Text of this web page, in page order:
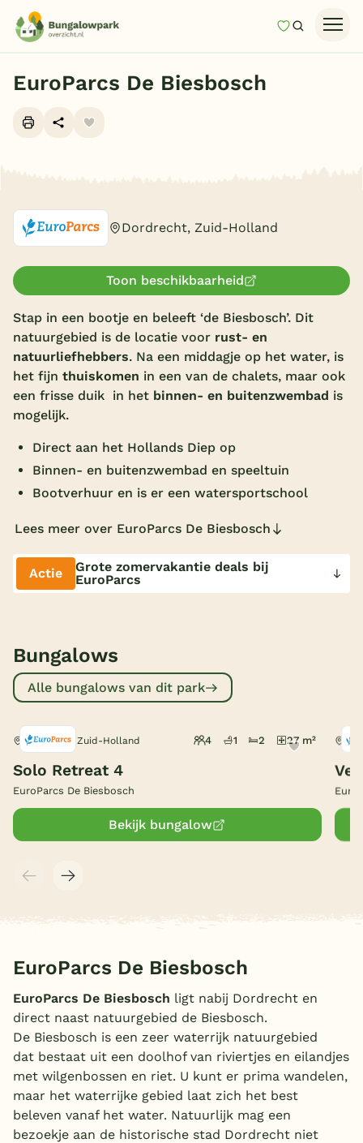
MijnZoeken
Last minutes
Onze vakantiegidsen
Vakantieparken
Subtropisch zwembad
Overdekt zwembad
Indoor speeltuin
Alle populaire faciliteiten
Bestemmingen
Limburg
Blog
Onze e-boeken
EuroParcs De Biesbosch
Dordrecht, Zuid-Holland
Toon beschikbaarheid
Stap in een bootje en beleeft ‘de Biesbosch’. Dit
natuurgebied is de locatie voor rust- en
natuurliefhebbers. Na een middagje op het water, is
het fijn thuiskomen in een van de chalets, maar ook
een frisse duik in het binnen- en buitenzwembad is
mogelijk.
Direct aan het Hollands Diep op
Binnen- en buitenzwembad en speeltuin
Bootverhuur en is er een watersportschool
Lees meer over EuroParcs De Biesbosch
Actie
Grote zomervakantie deals bij
EuroParcs
Bungalows
Alle bungalows van dit park
Dordrecht, Zuid-Holland 4 1 2 27 m²
Solo Retreat 4
EuroParcs De Biesbosch
Bekijk bungalow
EuroParcs De Biesbosch
EuroParcs De Biesbosch ligt nabij Dordrecht en
direct naast natuurgebied de Biesbosch.
De Biesbosch is een zeer waterrijk natuurgebied
dat bestaat uit een doolhof van riviertjes en eilandjes
met wilgenbossen en riet. U kunt er prima wandelen,
maar het waterrijke gebied laat zich het best
beleven vanaf het water. Natuurlijk mag een
bezoekje aan de historische stad Dordrecht niet